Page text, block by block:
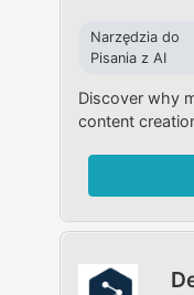
Narzędzia do
Pisania z AI
Discover why
content